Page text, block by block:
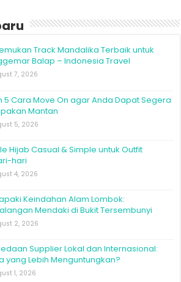
Track Mandalika Terbaik untuk
Balap – Indonesia Travel
7, 2026
5 Cara Move On agar Anda Dapat Segera
Mantan
5, 2026
Hijab Casual & Simple untuk Outfit
hari
4, 2026
Keindahan Alam Lombok:
Mendaki di Bukit Tersembunyi
2, 2026
Supplier Lokal dan Internasional:
yang Lebih Menguntungkan?
1, 2026